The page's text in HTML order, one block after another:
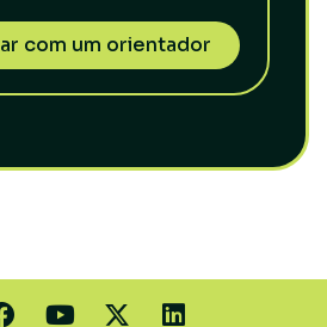
com um orientador